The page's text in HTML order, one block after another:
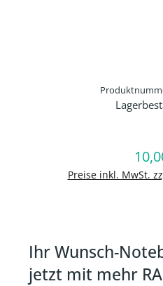
Preise inkl. MwSt.
In den
Ihr Wunsch-
jetzt mit mehr